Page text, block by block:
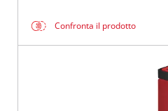
Confronta il prodotto